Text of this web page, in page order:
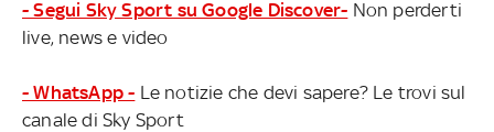
- Segui Sky Sport su Google Discover- Non perderti
live, news e video
- WhatsApp - Le notizie che devi sapere? Le trovi sul
canale di Sky Sport